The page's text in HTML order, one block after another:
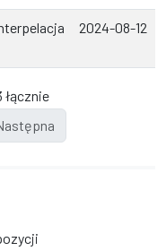
2024-08-12
łącznie